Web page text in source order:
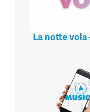
La notte vola